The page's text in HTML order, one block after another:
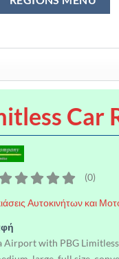
Car
(0)
Αυτοκινήτων και
Airport with PBG